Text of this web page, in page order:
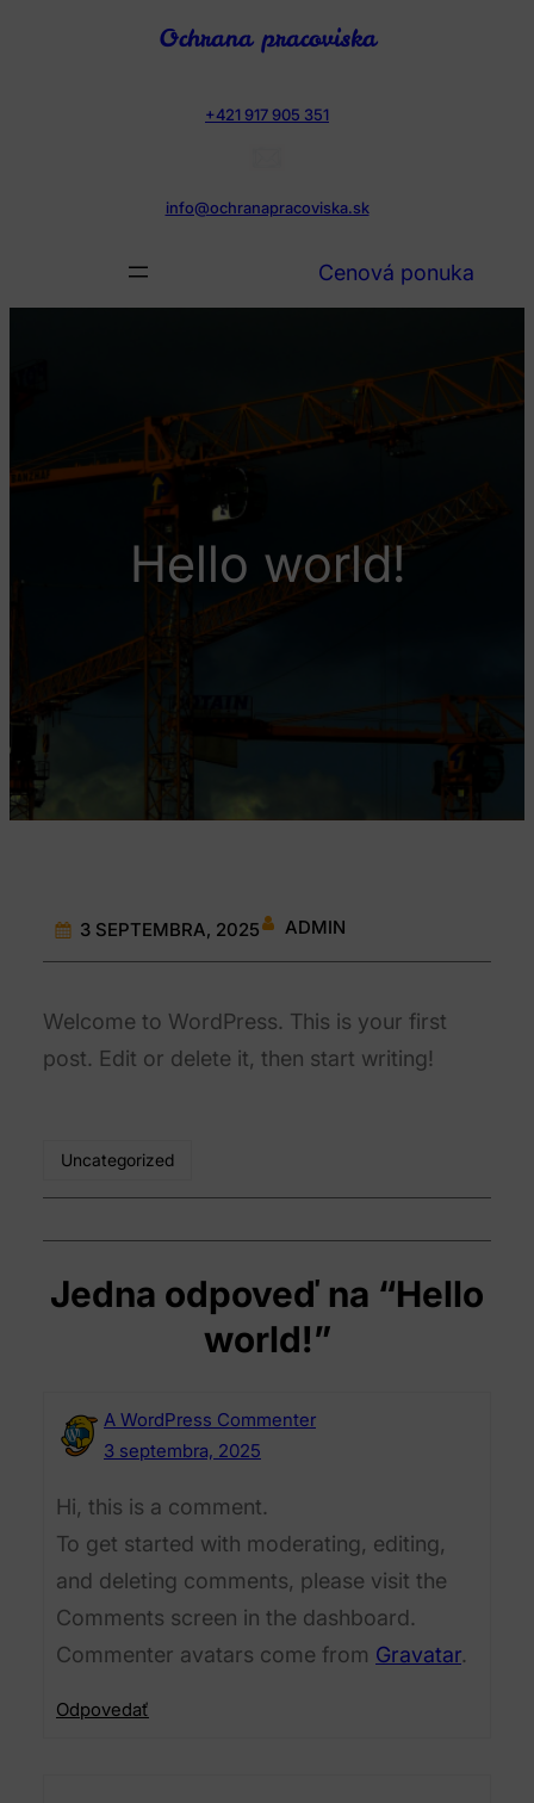
Ochrana pracoviska
+421 917 905 351
info@ochranapracoviska.sk
Cenová ponuka
Hello world!
3 SEPTEMBRA, 2025 ADMIN
Welcome to WordPress. This is your first
post. Edit or delete it, then start writing!
Uncategorized
Jedna odpoveď na “Hello
world!”
A WordPress Commenter
3 septembra, 2025
Hi, this is a comment.
To get started with moderating, editing,
and deleting comments, please visit the
Comments screen in the dashboard.
Commenter avatars come from Gravatar.
Odpovedať